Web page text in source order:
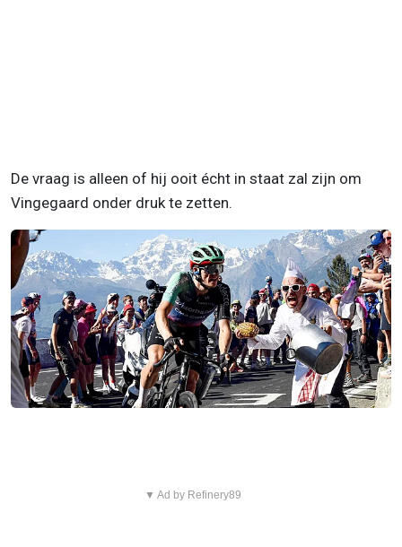
De vraag is alleen of hij ooit écht in staat zal zijn om
Vingegaard onder druk te zetten.
▼ Ad by Refinery89